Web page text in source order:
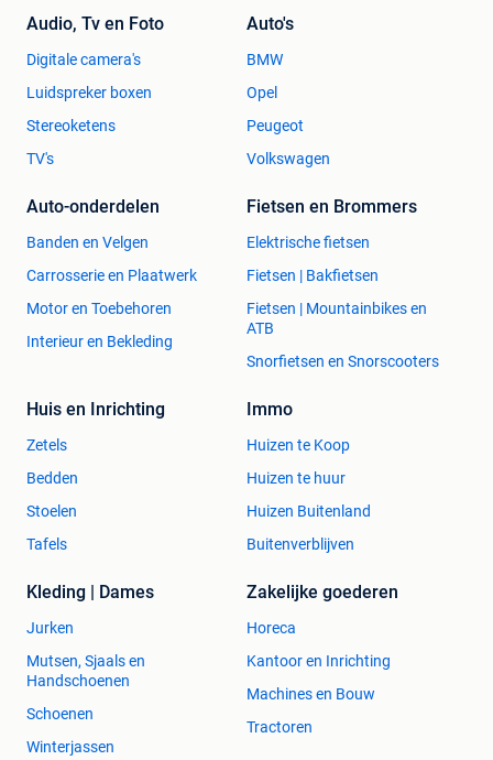
Audio, Tv en Foto
Digitale camera's
Luidspreker boxen
Stereoketens
TV's
Auto's
BMW
Opel
Peugeot
Volkswagen
Auto-onderdelen
Banden en Velgen
Carrosserie en Plaatwerk
Motor en Toebehoren
Interieur en Bekleding
Fietsen en Brommers
Elektrische fietsen
Fietsen | Bakfietsen
Fietsen | Mountainbikes en
ATB
Snorfietsen en Snorscooters
Huis en Inrichting
Zetels
Bedden
Stoelen
Tafels
Immo
Huizen te Koop
Huizen te huur
Huizen Buitenland
Buitenverblijven
Kleding | Dames
Jurken
Mutsen, Sjaals en
Handschoenen
Schoenen
Winterjassen
Zakelijke goederen
Horeca
Kantoor en Inrichting
Machines en Bouw
Tractoren